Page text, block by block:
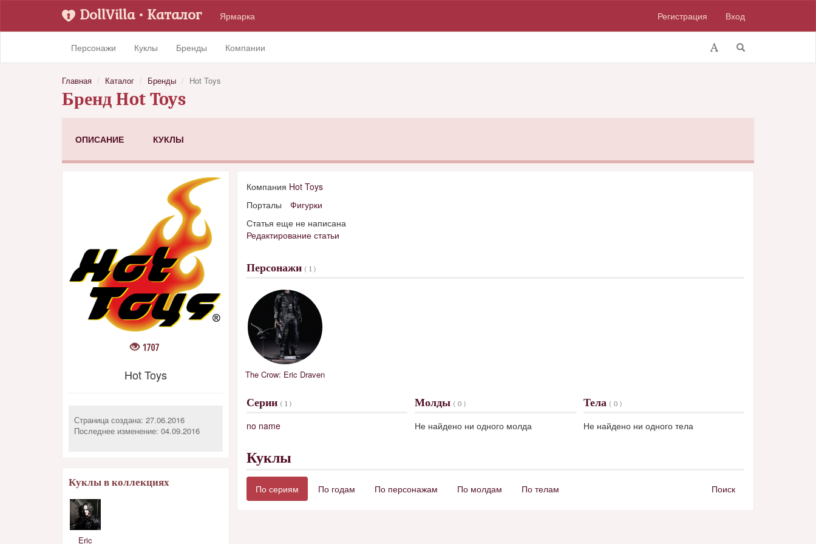
DollVilla• Каталог Ярмарка Регистрация Вход
Персонажи Куклы Бренды Компании
Главная Каталог Бренды Hot Toys
Бренд Hot Toys
ОПИСАНИЕ КУКЛЫ
1707
Hot Toys
Страница создана: 27.06.2016
Последнее изменение: 04.09.2016
Куклы в коллекциях
Eric
Компания Hot Toys
Порталы
Фигурки
Статья еще не написана
Редактирование статьи
Персонажи ( 1 )
The Crow: Eric Draven
Серии ( 1 )
no name
Молды ( 0 )
Не найдено ни одного молда
Тела ( 0 )
Не найдено ни одного тела
Куклы
По сериям По годам По персонажам По молдам По телам Поиск